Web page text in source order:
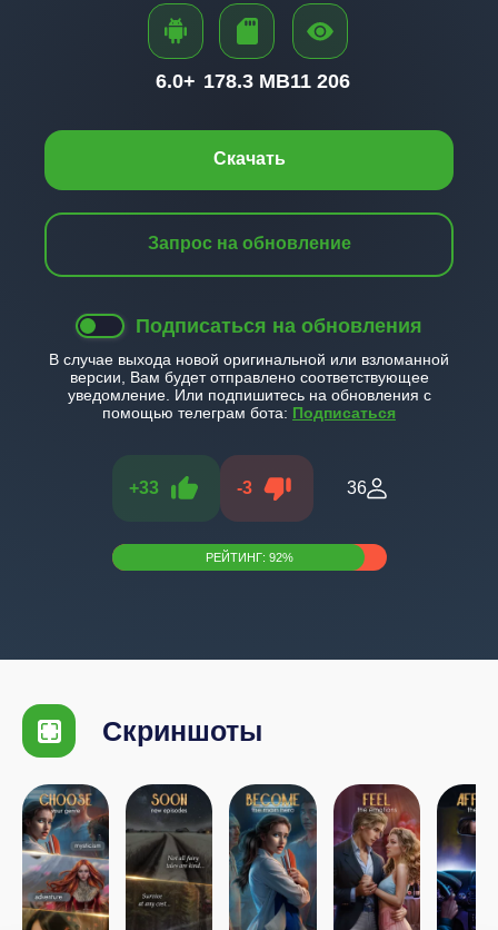
Скачать
Запрос на обновление
Подписаться на обновления
В случае выхода новой оригинальной или взломанной
версии, Вам будет отправлено соответствующее
уведомление. Или подпишитесь на обновления с
помощью телеграм бота: Подписаться
+33 -3 36
РЕЙТИНГ: 92%
6.0+ 178.3 MB11 206
Скриншоты